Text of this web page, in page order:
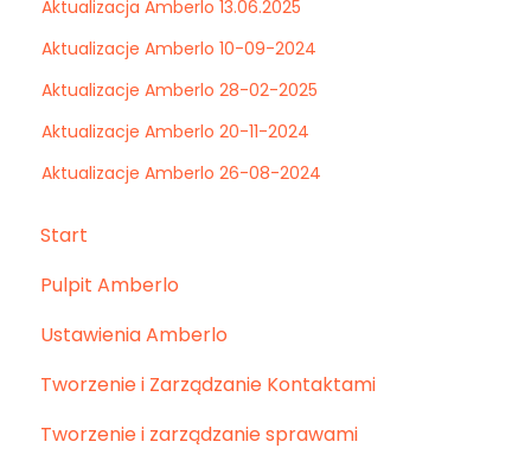
Aktualizacja Amberlo 13.06.2025
Aktualizacje Amberlo 10-09-2024
Aktualizacje Amberlo 28-02-2025
Aktualizacje Amberlo 20-11-2024
Aktualizacje Amberlo 26-08-2024
Start
Pulpit Amberlo
Ustawienia Amberlo
Tworzenie i Zarządzanie Kontaktami
Tworzenie i zarządzanie sprawami